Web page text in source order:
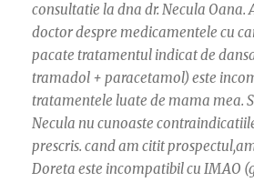
consultatie la dna dr. Necula Oana.
doctor despre medicamentele cu
pacate tratamentul indicat de
tramadol + paracetamol) este
tratamentele luate de mama mea.
Necula nu cunoaste
prescris. cand am citit
Doreta este incompatibil cu IMAO